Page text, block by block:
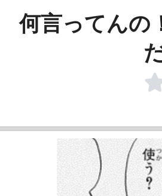
何言ってんの